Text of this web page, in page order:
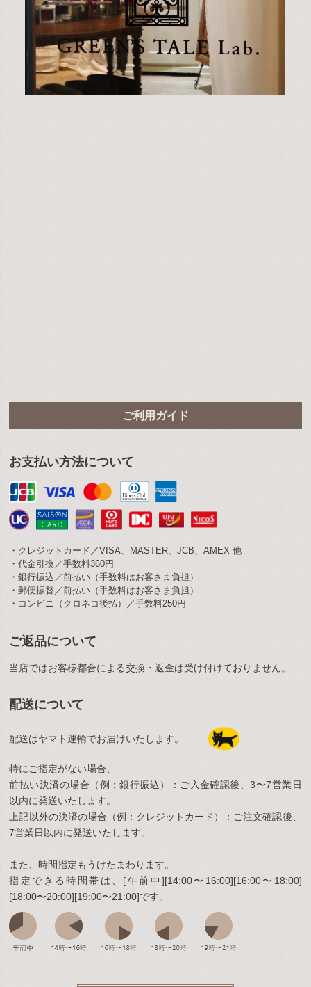
ご利用ガイド
お支払い方法について
・クレジットカード／VISA、MASTER、JCB、AMEX 他
・代金引換／手数料360円
・銀行振込／前払い（手数料はお客さま負担）
・郵便振替／前払い（手数料はお客さま負担）
・コンビニ（クロネコ後払）／手数料250円
ご返品について
当店ではお客様都合による交換・返金は受け付けておりません。
配送について
配送はヤマト運輸でお届けいたします。
特にご指定がない場合、
前払い決済の場合（例：銀行振込）：ご入金確認後、3〜7営業日
以内に発送いたします。
上記以外の決済の場合（例：クレジットカード）：ご注文確認後、
7営業日以内に発送いたします。
また、時間指定もうけたまわります。
指定できる時間帯は、[午前中][14:00〜16:00][16:00〜18:00]
[18:00〜20:00][19:00〜21:00]です。